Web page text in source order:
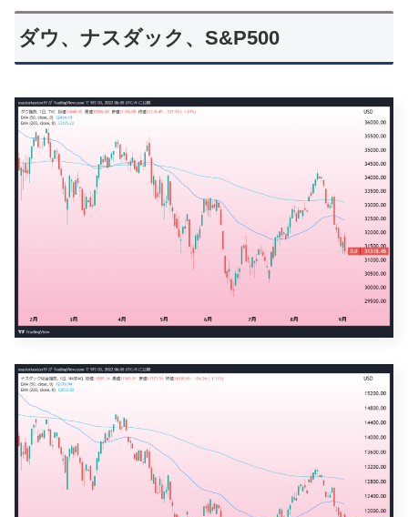
ダウ、ナスダック、S&P500